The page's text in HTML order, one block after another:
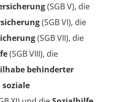
(SGB V), die
(SGB VI), die
(SGB VII), die
(SGB VIII), die
behinderter
soziale